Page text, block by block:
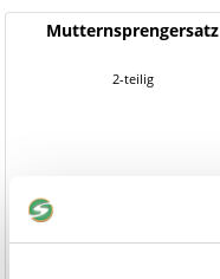
Mutternsprengersatz
2-teilig